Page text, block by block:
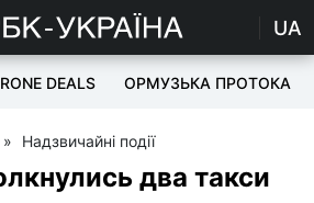
UA
DEALS ОРМУЗЬКА ПРОТОКА
» Надзвичайні події
два такси